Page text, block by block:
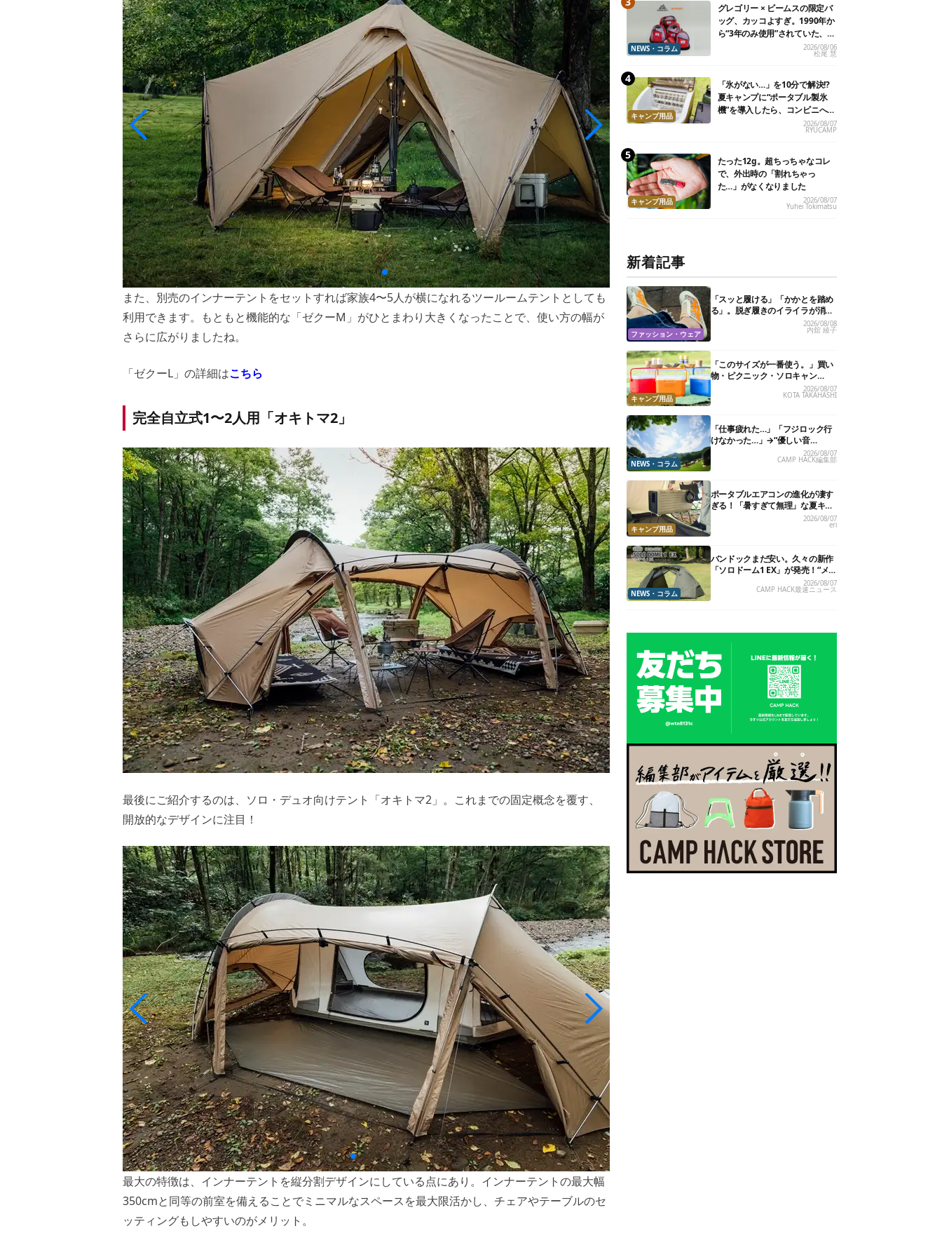
また、別売のインナーテントをセットすれば家族4〜5人が横になれるツールームテントとしても
利用できます。もともと機能的な「ゼクーM」がひとまわり大きくなったことで、使い方の幅が
さらに広がりましたね。
「ゼクーL」の詳細はこちら
完全自立式1〜2人用「オキトマ2」
最後にご紹介するのは、ソロ・デュオ向けテント「オキトマ2」。これまでの固定概念を覆す、
開放的なデザインに注目！
最大の特徴は、インナーテントを縦分割デザインにしている点にあり。インナーテントの最大幅
350cmと同等の前室を備えることでミニマルなスペースを最大限活かし、チェアやテーブルのセ
ッティングもしやすいのがメリット。
NEWS・コラム
グレゴリー × ビームスの限定バ
ッグ、カッコよすぎ。1990年か
ら“3年のみ使用”されていた、紫
2026/08/06
松尾 慧
キャンプ用品
「氷がない…」を10分で解決!?
夏キャンプに“ポータブル製氷
機”を導入したら、コンビニへ走
2026/08/07
RYUCAMP
キャンプ用品
たった12g。超ちっちゃなコレ
で、外出時の「割れちゃっ
た…」がなくなりました
2026/08/07
Yuhei Tokimatsu
新着記事
ファッション・ウェア
「スッと履ける」「かかとを踏め
る」。脱ぎ履きのイライラが消え
る快適“スニーカーサンダル”6選
2026/08/08
内舘 綾子
キャンプ用品
「このサイズが一番使う。」買い
物・ピクニック・ソロキャン
に“ちょうどいい”小型クーラーボ
ックス13選
2026/08/07
KOTA TAKAHASHI
NEWS・コラム
「仕事疲れた…」「フジロック行
けなかった…」→“優しい音
楽”と“大きな自然”で治癒。まだ間
に合います。
2026/08/07
CAMP HACK編集部
キャンプ用品
ポータブルエアコンの進化が凄す
ぎる！「暑すぎて無理」な夏キャ
ンプを激変させる最新5選2026/08/07
eri
NEWS・コラム
バンドックまだ安い。久々の新作
「ソロドーム1 EX」が発売！“メ
ッシュインナー”だけでも使える
よ【防災も◎】
2026/08/07
CAMP HACK最速ニュース